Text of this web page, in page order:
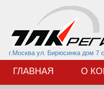
г.Москва ул. Бирюсинка дом 7
ГЛАВНАЯ О